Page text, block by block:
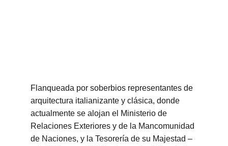
Flanqueada por soberbios representantes de
arquitectura italianizante y clásica, donde
actualmente se alojan el Ministerio de
Relaciones Exteriores y de la Mancomunidad
de Naciones, y la Tesorería de su Majestad –